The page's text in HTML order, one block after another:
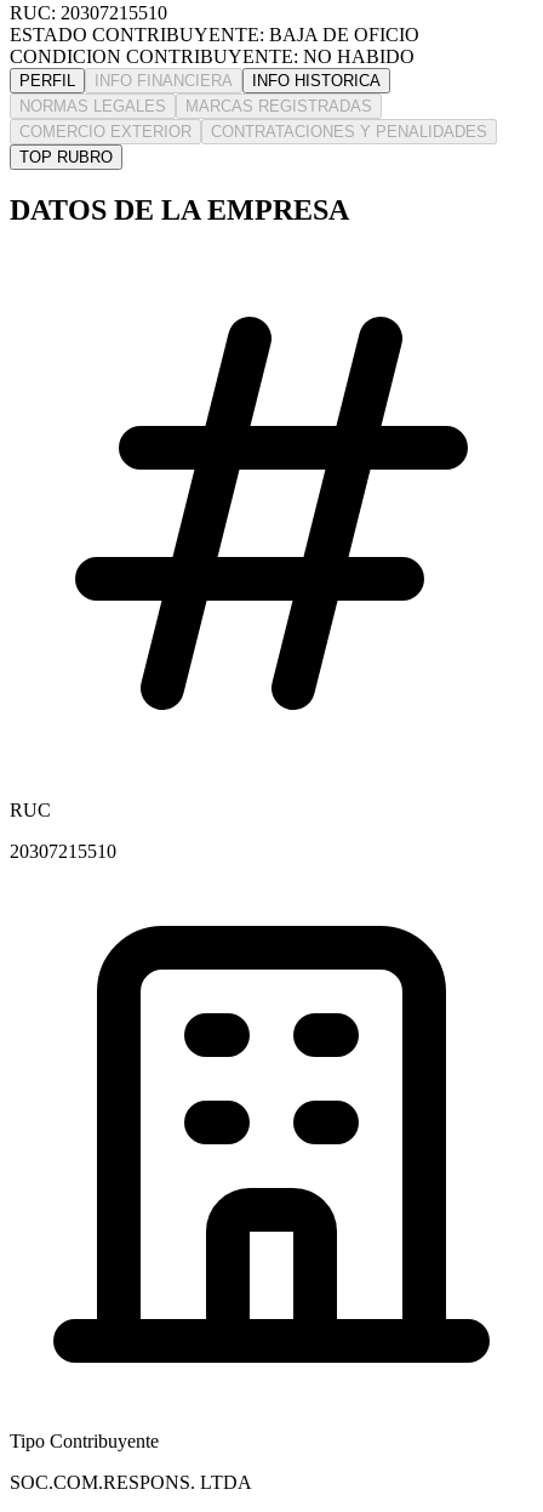
RUC: 20307215510
ESTADO CONTRIBUYENTE: BAJA DE OFICIO
CONDICION CONTRIBUYENTE: NO HABIDO
PERFIL INFO FINANCIERA
INFO HISTORICA
NORMAS LEGALES
MARCAS REGISTRADAS
COMERCIO EXTERIOR
CONTRATACIONES Y PENALIDADES
TOP RUBRO
DATOS DE LA EMPRESA
RUC
20307215510
Tipo Contribuyente
SOC.COM.RESPONS. LTDA